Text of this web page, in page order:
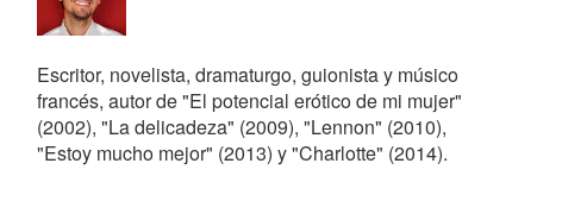
Escritor, novelista, dramaturgo, guionista y músico
francés, autor de "El potencial erótico de mi mujer"
(2002), "La delicadeza" (2009), "Lennon" (2010),
"Estoy mucho mejor" (2013) y "Charlotte" (2014).